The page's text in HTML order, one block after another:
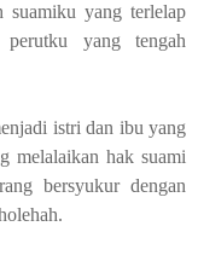
suamiku yang terlelap
yang tengah
istri dan ibu yang
melalaikan hak suami
bersyukur dengan